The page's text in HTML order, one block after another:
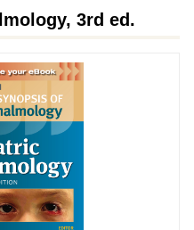
3rd ed.